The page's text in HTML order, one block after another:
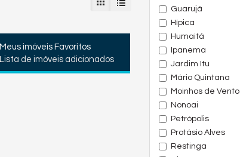
Guarujá
Hípica
Humaitá
Ipanema
Jardim Itu
Mário Quintana
Moinhos de Vento
Nonoai
Petrópolis
Protásio Alves
Restinga
Meus imóveis Favoritos
Lista de imóveis adicionados